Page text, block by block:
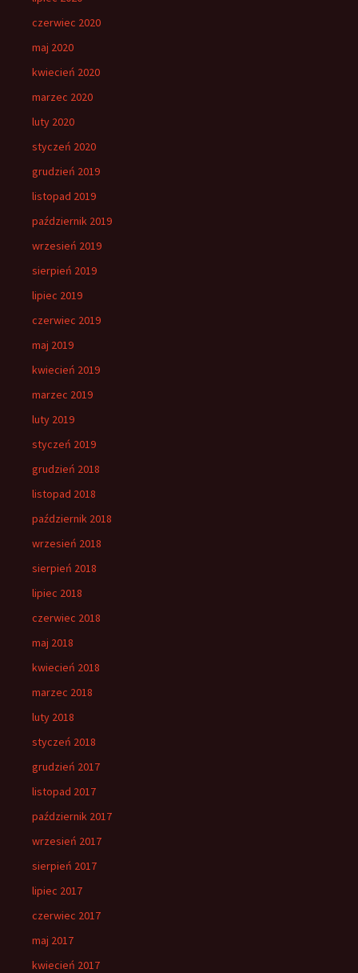
czerwiec 2020
maj 2020
kwiecień 2020
marzec 2020
luty 2020
styczeń 2020
grudzień 2019
listopad 2019
październik 2019
wrzesień 2019
sierpień 2019
lipiec 2019
czerwiec 2019
maj 2019
kwiecień 2019
marzec 2019
luty 2019
styczeń 2019
grudzień 2018
listopad 2018
październik 2018
wrzesień 2018
sierpień 2018
lipiec 2018
czerwiec 2018
maj 2018
kwiecień 2018
marzec 2018
luty 2018
styczeń 2018
grudzień 2017
listopad 2017
październik 2017
wrzesień 2017
sierpień 2017
lipiec 2017
czerwiec 2017
maj 2017
kwiecień 2017